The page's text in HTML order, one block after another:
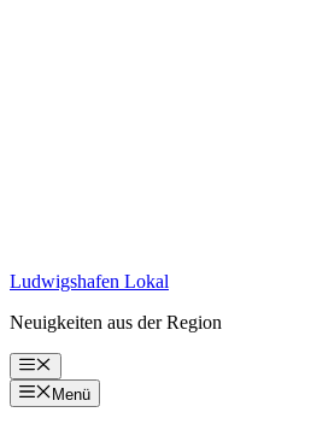
Ludwigshafen Lokal
Neuigkeiten aus der Region
Menü
Menü